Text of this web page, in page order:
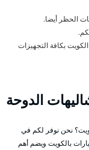
بكافة التجهيزات
الدوحة
نحن نوفر لكم في
بالكويت ويضم أهم